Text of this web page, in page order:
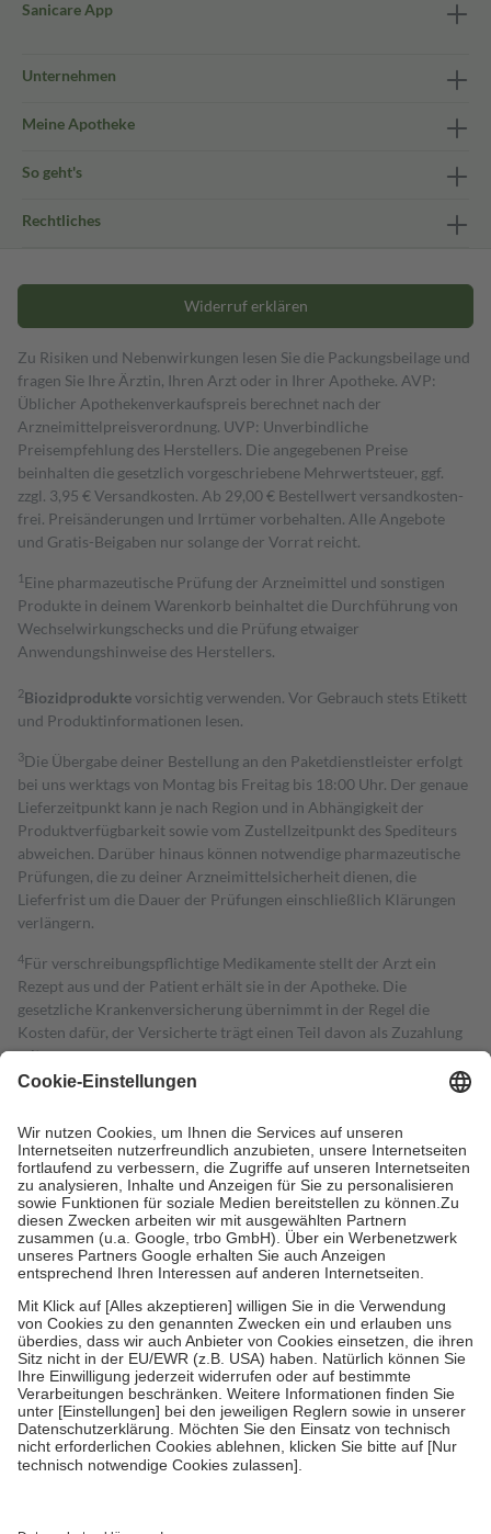
Sanicare App
Unternehmen
Meine Apotheke
So geht's
Rechtliches
Widerruf erklären
Zu Risiken und Nebenwirkungen lesen Sie die Packungsbeilage und
fragen Sie Ihre Ärztin, Ihren Arzt oder in Ihrer Apotheke. AVP:
Üblicher Apothekenverkaufspreis berechnet nach der
Arzneimittelpreisverordnung. UVP: Unverbindliche
Preisempfehlung des Herstellers. Die angegebenen Preise
beinhalten die gesetzlich vorgeschriebene Mehrwertsteuer, ggf.
zzgl. 3,95 € Versandkosten. Ab 29,00 € Bestell­wert versand­kosten­
frei. Preisänderungen und Irrtümer vorbehalten. Alle Angebote
und Gratis-Beigaben nur solange der Vorrat reicht.
1 Eine pharmazeutische Prüfung der Arzneimittel und sonstigen
Produkte in deinem Warenkorb beinhaltet die Durchführung von
Wechselwirkungschecks und die Prüfung etwaiger
Anwendungshinweise des Herstellers.
2Biozidproduktevorsichtig verwenden. Vor Gebrauch stets Etikett
und Produktinformationen lesen.
3Die Übergabe deiner Bestellung an den Paketdienstleister erfolgt
bei uns werktags von Montag bis Freitag bis 18:00 Uhr. Der genaue
Lieferzeitpunkt kann je nach Region und in Abhängigkeit der
Produktverfügbarkeit sowie vom Zustellzeitpunkt des Spediteurs
abweichen. Darüber hinaus können notwendige pharmazeutische
Prüfungen, die zu deiner Arzneimittelsicherheit dienen, die
Lieferfrist um die Dauer der Prüfungen einschließlich Klärungen
verlängern.
4Für verschreibungspflichtige Medikamente stellt der Arzt ein
Rezept aus und der Patient erhält sie in der Apotheke. Die
gesetzliche Krankenversicherung übernimmt in der Regel die
Kosten dafür, der Versicherte trägt einen Teil davon als Zuzahlung
mit.
Grundsätzlich leisten Mitglieder Zuzahlungen in Höhe von zehn
höchstens zehn Euro.
Es sind jedoch nie mehr als die tatsächlichen
Kosten der Leistung zu entrichten.
Diese Regeln gelten grundsätzlich auch für Online-Apotheken.
Bei Heilmitteln und häuslicher Krankenpflege beträgt die
Zuzahlung zehn Prozent der Kosten sowie zehn Euro je
Verordnung.
Um das Engagement der Versicherten für ihre eigene Gesundheit zu
stärken und die besondere Stellung der Familie zu unterstützen,
fallenkeine Zuzahlungenan bei:
• Kindern und Jugendlichen bis zum vollendeten 18. Lebensjahr
mit Ausnahme der Fahrkosten
• Untersuchungen zur Vorsorge und Früherkennung, die von der
GKV getragen werden
• empfohlenen Schutzimpfungen
• Harn- und Blutteststreifen